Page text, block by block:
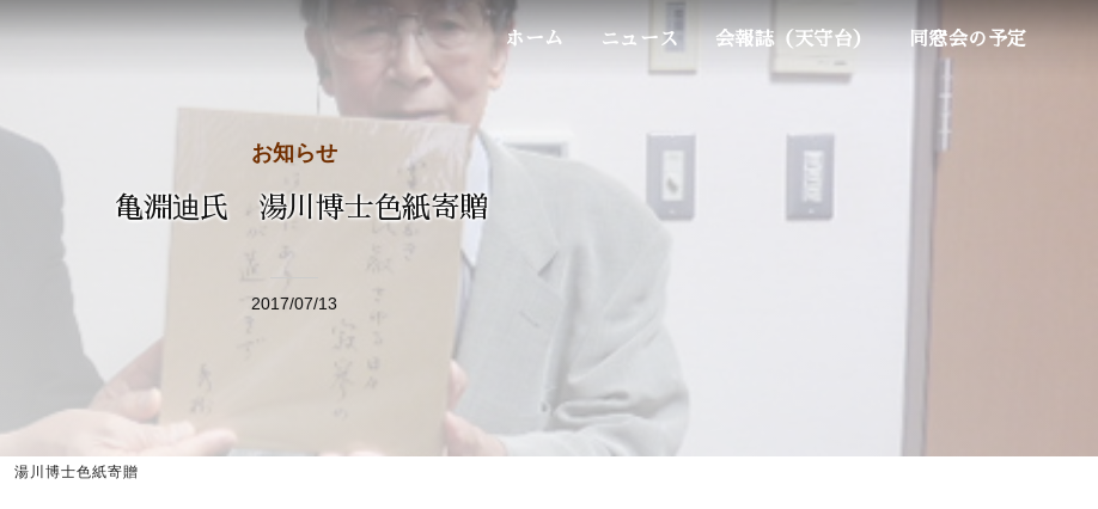
ホーム ニュース 会報誌（天守台） 同窓会の予定
お知らせ
亀淵迪氏 湯川博士色紙寄贈
2017/07/13
湯川博士色紙寄贈